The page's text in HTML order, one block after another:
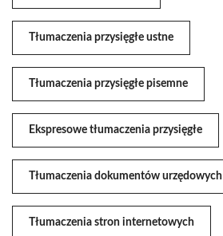
Tłumaczenia przysięgłe ustne
Tłumaczenia przysięgłe pisemne
Ekspresowe tłumaczenia przysięgłe
Tłumaczenia dokumentów urzędowych
Tłumaczenia stron internetowych